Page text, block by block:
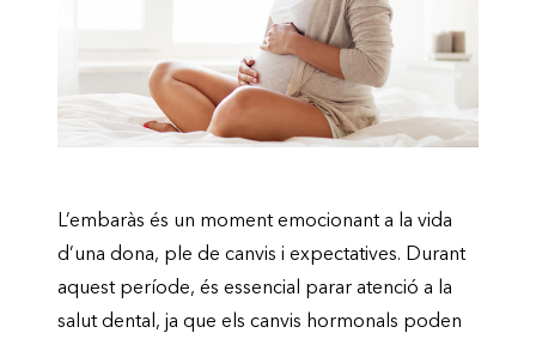
L’embaràs és un moment emocionant a la vida
d’una dona, ple de canvis i expectatives. Durant
aquest període, és essencial parar atenció a la
salut dental, ja que els canvis hormonals poden